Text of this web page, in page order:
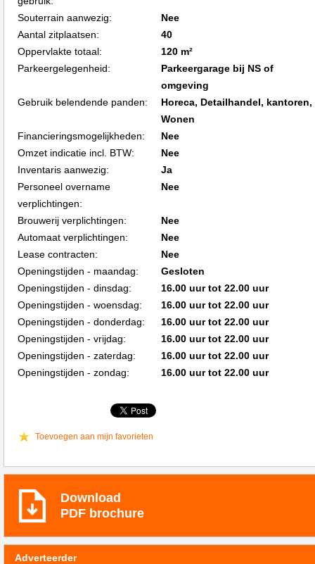
Souterrain aanwezig:
Nee
Aantal zitplaatsen:
40
Oppervlakte totaal:
120 m²
Parkeergelegenheid:
Parkeergarage bij NS of
omgeving
Gebruik belendende panden:
Horeca, Detailhandel, kantoren,
Wonen
Financieringsmogelijkheden:
Nee
Omzet indicatie incl. BTW:
Nee
Inventaris aanwezig:
Ja
Personeel overname
verplichtingen:
Nee
Brouwerij verplichtingen:
Nee
Automaat verplichtingen:
Nee
Lease contracten:
Nee
Openingstijden - maandag:
Gesloten
Openingstijden - dinsdag:
16.00 uur tot 22.00 uur
Openingstijden - woensdag:
16.00 uur tot 22.00 uur
Openingstijden - donderdag:
16.00 uur tot 22.00 uur
Openingstijden - vrijdag:
16.00 uur tot 22.00 uur
Openingstijden - zaterdag:
16.00 uur tot 22.00 uur
Openingstijden - zondag:
16.00 uur tot 22.00 uur
Toevoegen aan mijn favorieten
Download
PDF brochure
Adverteerder